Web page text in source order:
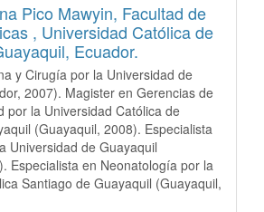
Pico Mawyin, Facultad de
, Universidad Católica de
Ecuador.
y Cirugía por la Universidad de
2007). Magister en Gerencias de
por la Universidad Católica de
(Guayaquil, 2008). Especialista
Universidad de Guayaquil
Especialista en Neonatología por la
Santiago de Guayaquil (Guayaquil,